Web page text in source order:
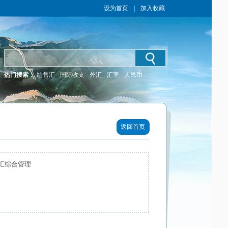
设为首页 加入收藏
热门搜索： 结售汇 国际收支 外汇 汇率 人民币
返回首页
综合管理